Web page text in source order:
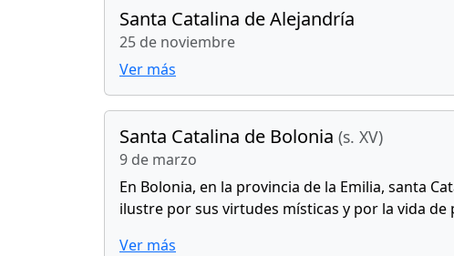
Santa Catalina de Alejandría
25 de noviembre
Ver más
Santa Catalina de Bolonia (s. XV)
9 de marzo
En Bolonia, en la provincia de la Emilia, santa
ilustre por sus virtudes místicas y por la vida
Ver más